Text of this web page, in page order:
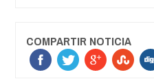
COMPARTIR NOTICIA